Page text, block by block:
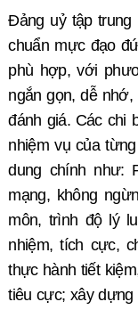
Đảng uỷ tập trung
chuẩn mực đạo
phù hợp, với
ngắn gọn, dễ
đánh giá. Các chi
nhiệm vụ của
dung chính như:
mạng, không
môn, trình độ lý
nhiệm, tích cực,
thực hành tiết
tiêu cực; xây dựng